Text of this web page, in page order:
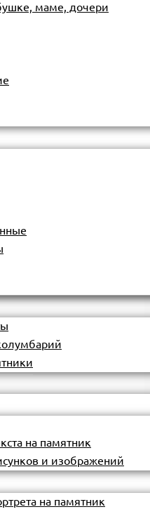
маме, дочери
на памятник
и изображений
на памятник